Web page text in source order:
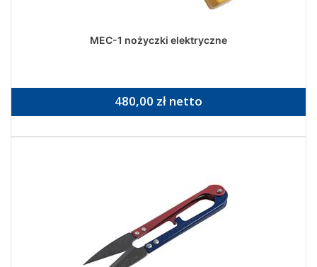
MEC-1 nożyczki elektryczne
480,00 zł netto